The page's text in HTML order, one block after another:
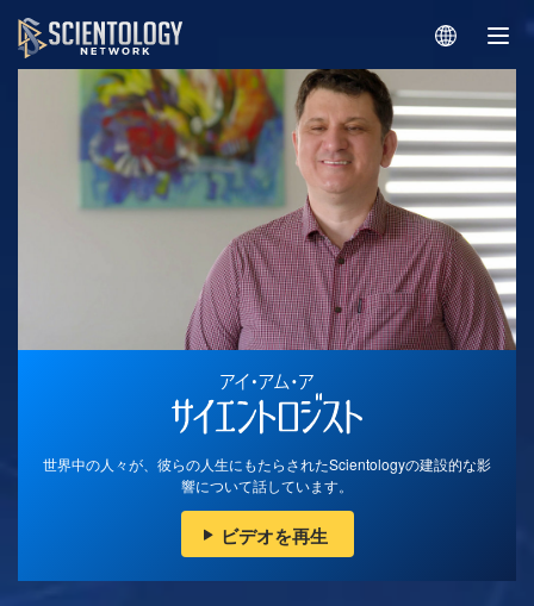
世界中の人々が、彼らの人生にもたらされたScientologyの建設的な影
響について話しています。
ビデオを再生